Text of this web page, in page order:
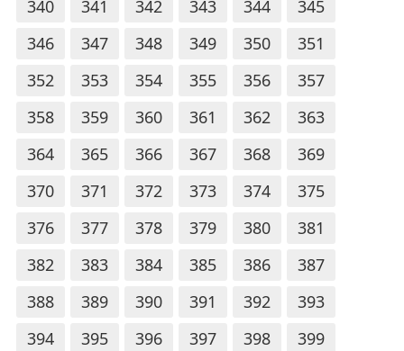
340
341 342 343 344
345
346
347 348 349 350
351
352
353 354 355 356
357
358
359 360 361 362
363
364
365 366 367 368
369
370
371 372 373 374
375
376
377 378 379 380
381
382
383 384 385 386
387
388
389 390 391 392
393
394
395 396 397 398 399